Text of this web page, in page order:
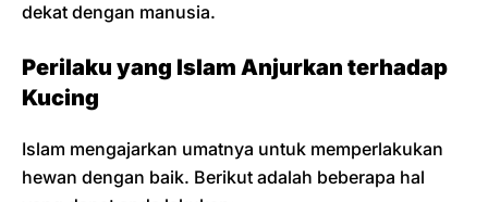
dekat dengan manusia.
Perilaku yang Islam Anjurkan terhadap
Kucing
Islam mengajarkan umatnya untuk memperlakukan
hewan dengan baik. Berikut adalah beberapa hal